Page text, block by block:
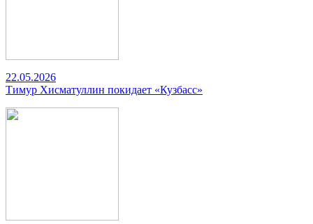
22.05.2026
Тимур Хисматуллин покидает «Кузбасс»